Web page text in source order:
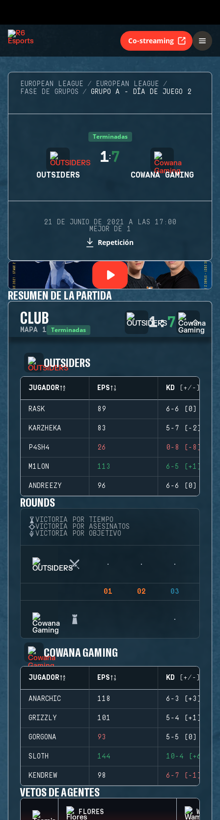
Co-streaming
EUROPEAN LEAGUE
EUROPEAN LEAGUE
FASE DE GRUPOS
GRUPO A - DÍA DE JUEGO 2
Terminadas
OUTSIDERS
1:7
COWANA GAMING
21 DE JUNIO DE 2021 A LAS 17:00
MEJOR DE 1
Repetición
RESUMEN DE LA PARTIDA
CLUB
MAPA 1 Terminadas 1:7
OUTSIDERS
JUGADOR EPS KD (+/-)
RASK 89 6-6 (0)
KARZHEKA 83 5-7 (-2)
P4SH4 26 0-8 (-8)
M1LON 113 6-5 (+1)
ANDREEZY 96 6-6 (0)
ROUNDS
VICTORIA POR TIEMPO
VICTORIA POR ASESINATOS
VICTORIA POR OBJETIVO
01 02 03
COWANA GAMING
JUGADOR EPS KD (+/-)
ANARCHIC 118 6-3 (+3)
GRIZZLY 101 5-4 (+1)
GORGONA 93 5-5 (0)
SLOTH 144 10-4 (+6)
KENDREW 98 6-7 (-1)
VETOS DE AGENTES
FLORES WAMAI